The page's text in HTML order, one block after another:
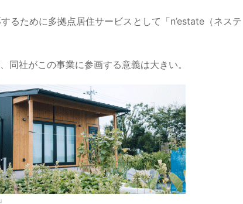
るために多拠点居住サービスとして「n’estate（ネステ
社がこの事業に参画する意義は大きい。